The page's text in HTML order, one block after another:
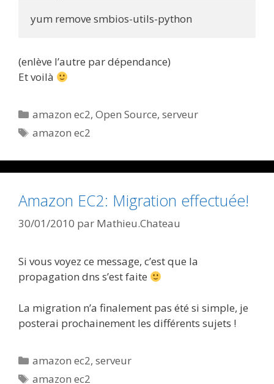
yum remove smbios-utils-python
(enlève l’autre par dépendance)
Et voilà
Catégories
amazon ec2,Open Source,serveur
Étiquettes
amazon ec2
Amazon EC2: Migration effectuée!
30/01/2010 par Mathieu.Chateau
Si vous voyez ce message, c’est que la
propagation dns s’est faite
La migration n’a finalement pas été si simple, je
posterai prochainement les différents sujets !
Catégories
amazon ec2,serveur
Étiquettes
amazon ec2